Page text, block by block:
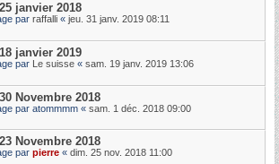
janvier 2018
par raffalli « jeu. 31 janv. 2019 08:11
janvier 2019
par Le suisse « sam. 19 janv. 2019 13:06
Novembre 2018
par atommmm « sam. 1 déc. 2018 09:00
Novembre 2018
par pierre « dim. 25 nov. 2018 11:00